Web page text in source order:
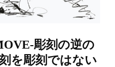
彫刻の逆の
を彫刻ではない